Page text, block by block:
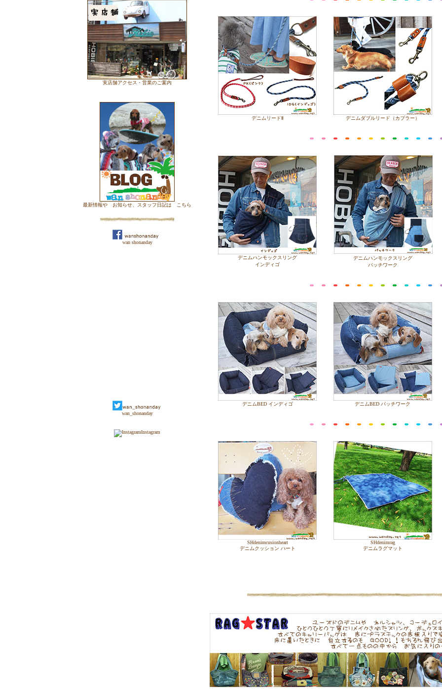
実店舗アクセス・営業のご案内
最新情報や お知らせ、スタッフ日記は こちら
wan shonanday
wan_shonanday
Instagram
デニムリードⅡ デニムダブルリード（カプラー）
デニムハンモックスリング
インディゴ
デニムハンモックスリング
パッチワーク
デニムBED インディゴ デニムBED パッチワーク
SHdenimcusionheart
デニムクッション ハート
SHdenimrag
デニムラグマット